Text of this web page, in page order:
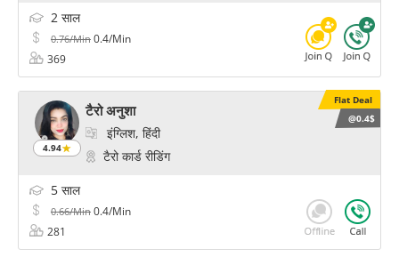
2 साल
0.76/Min 0.4/Min
369
Flat Deal
@0.4$
4.94
टैरो अनुशा
इंग्लिश, हिंदी
टैरो कार्ड रीडिंग
5 साल
0.66/Min 0.4/Min
281